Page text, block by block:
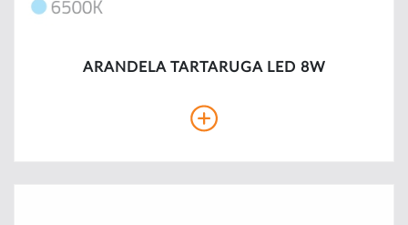
ARANDELA TARTARUGA LED 8W